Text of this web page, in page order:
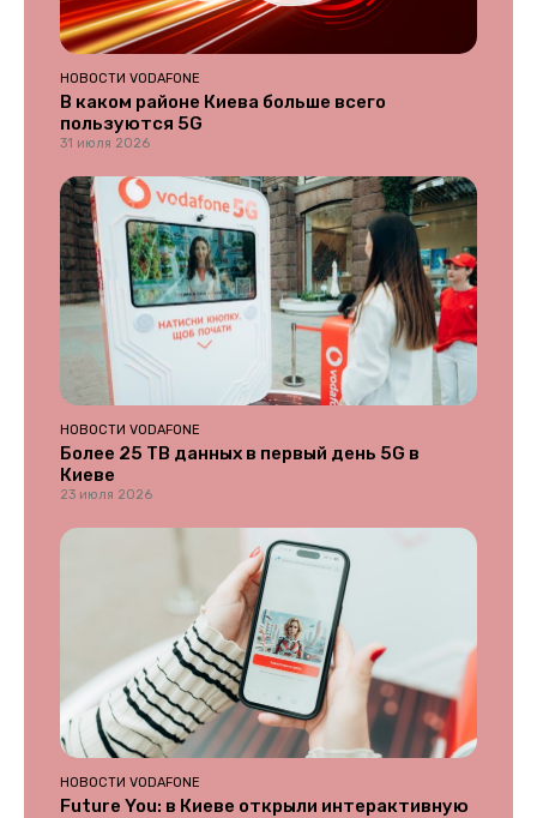
НОВОСТИ VODAFONE
В каком районе Киева больше всего
пользуются 5G
31 июля 2026
НОВОСТИ VODAFONE
Более 25 ТВ данных в первый день 5G в
Киеве
23 июля 2026
НОВОСТИ VODAFONE
Future You: в Киеве открыли интерактивную